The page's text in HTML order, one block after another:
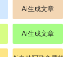
Ai生成文章
Ai生成文章